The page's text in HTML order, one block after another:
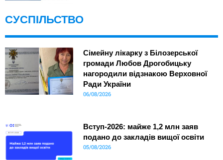
СУСПІЛЬСТВО
Сімейну лікарку з Білозерської
громади Любов Дрогобицьку
нагородили відзнакою Верховної
Ради України
06/08/2026
Вступ-2026: майже 1,2 млн заяв
подано до закладів вищої освіти
05/08/2026